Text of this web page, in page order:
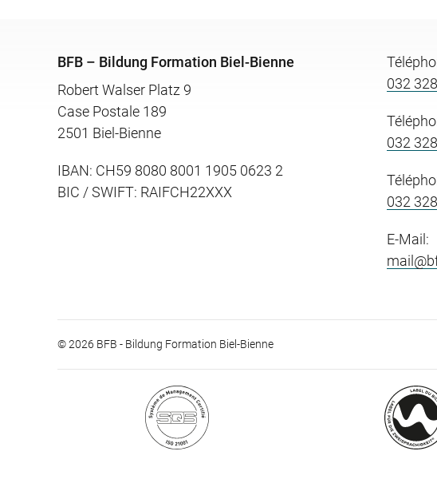
BFB – Bildung Formation Biel-Bienne
Robert Walser Platz 9
Case Postale 189
2501 Biel-Bienne
IBAN: CH59 8080 8001 1905 0623 2
BIC / SWIFT: RAIFCH22XXX
032
032
032
E-Mail:
© 2026 BFB - Bildung Formation Biel-Bienne